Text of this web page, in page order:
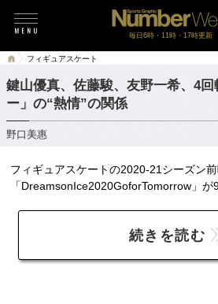
毎日6時・11時・17時更新
フィギュアスケート
鍵山優真、佐藤駿、友野一希、4
ー」の“熱情”の関係
野口美惠
フィギュアスケートの2020-21シーズン
「DreamsonIce2020GoforTomorrow」が
続きを読む